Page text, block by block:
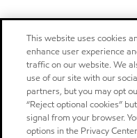
This website uses cookies
enhance user experience
traffic on our website. We
use of our site with our
partners, but you may opt
“Reject optional cookies”
signal from your browser.
options in the Privacy Center.